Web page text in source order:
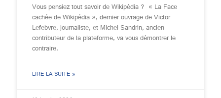
Vous pensiez tout savoir de Wikipédia ? « La Face
cachée de Wikipédia », dernier ouvrage de Victor
Lefebvre, journaliste, et Michel Sandrin, ancien
contributeur de la plateforme, va vous démontrer le
contraire.
LIRE LA SUITE »